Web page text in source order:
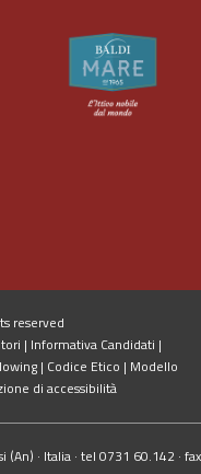
reserved
| Informativa Candidati |
| Codice Etico | Modello
di accessibilità
· Italia · tel 0731 60.142 · fax